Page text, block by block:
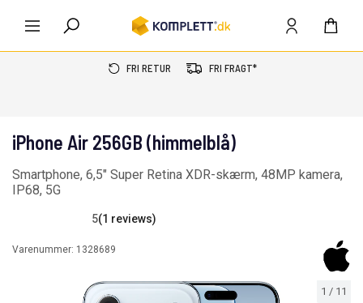
FRI RETUR FRI FRAGT*
1 / 11
iPhone Air 256GB (himmelblå)
Smartphone, 6,5" Super Retina XDR-skærm, 48MP kamera,
IP68, 5G
5(1 reviews)
Varenummer: 1328689